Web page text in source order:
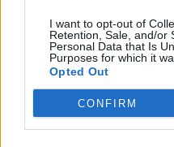
I want to opt-out of
Retention, Sale, and/or
Personal Data that Is
Purposes for which it
Opted Out
CONFIRM